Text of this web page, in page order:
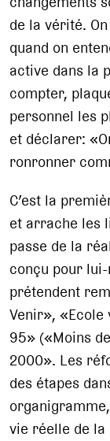
de la vérité.
quand on
active dans la
compter,
personnel les
et déclarer:
ronronner
C’est la
et arrache les
passe de la
conçu pour
prétendent
Venir»,
95» («Moins
2000». Les
des étapes
vie réelle de